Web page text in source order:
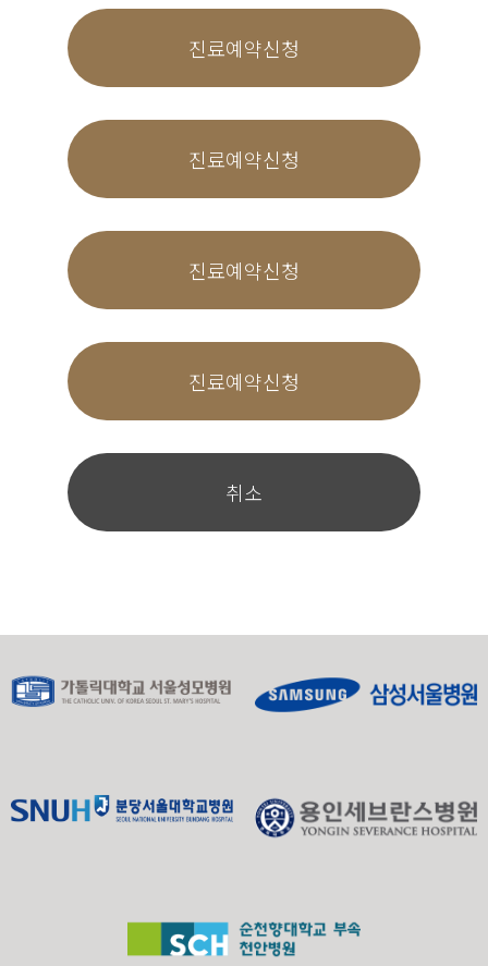
감한 개인정보(인종 및 민족, 사상 및 신조, 출신지
및 본적지, 정치적 성향 및 범죄기록, 건강상태 및
성생활 등)는 수집하지 않습니다.
본 사이트는 회원가입, 상담, 서비스 신청 등등을 위해 아
래와 같은 개인정보를 수집하고 있습니다.
수집항목 : 이름 , 생년월일 , 성별 , 로그인ID , 비
밀번호 , 자택 전화번호 , 자택 주소 , 휴대전화번
정보 , 결제기록
개인정보 수집방법 : 홈페이지(회원가입)
제5조 개인정보 자동수집 장치의 설치, 운영 및 그 거부
본 사이트는 귀하에 대한 정보를 저장하고 수시로 찾아
내는 '쿠키(cookie)'를 사용합니다. 쿠키는 웹사이트가
귀하의 컴퓨터 브라우저(넷스케이프, 인터넷 익스플로러
등)로 전송하는 소량의 정보입니다. 귀하께서 웹사이트
에 있는 쿠키의 내용을 읽고, 귀하의 추가정보를 귀하의
컴퓨터에서 찾아 접속에 따른 성명 등의 추가 입력 없이
서비스를 제공할 수 있습니다.
쿠키는 귀하의 컴퓨터는 식별하지만 귀하를 개인적으로
도록 하거나, 아니면 모든 쿠키를 거부할 수 있는 선택권
쿠키 등 사용 목적 : 이용자의 접속 빈도나 방문 시
간 등을 분석, 이용자의 취향과 관심분야를 파악
쿠키 설정 거부 방법 : 쿠키 설정을 거부하는 방법
으로는 귀하가 사용하는 웹 브라우저의 옵션을 선
설정방법 예시 : 인터넷 익스플로어의 경우 → 웹
브라우저 상단의 도구 > 인터넷 옵션 > 개인정보
진료예약신청
진료예약신청
진료예약신청
진료예약신청
취소